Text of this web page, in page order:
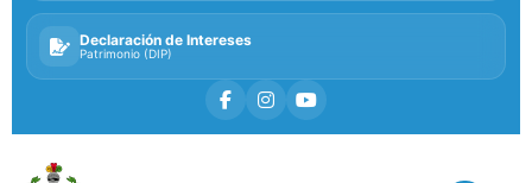
Declaración de Intereses
Patrimonio (DIP)